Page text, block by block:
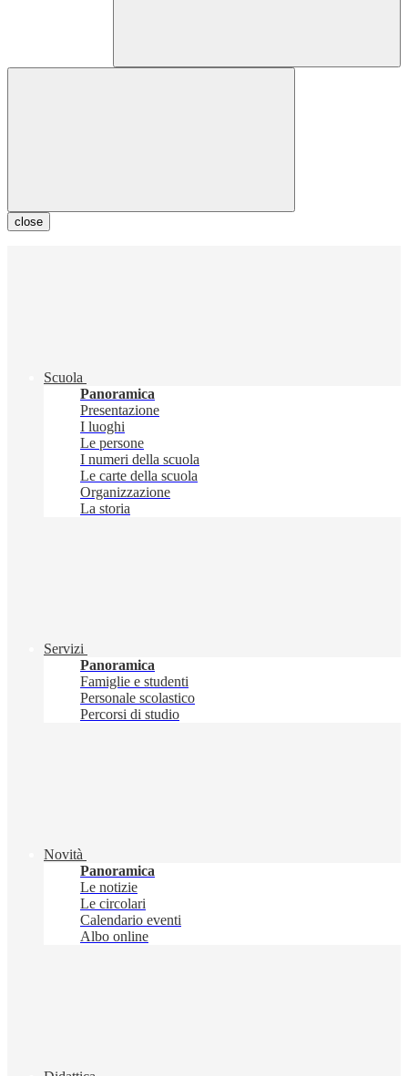
close
Scuola
Panoramica
Presentazione
I luoghi
Le persone
I numeri della scuola
Le carte della scuola
Organizzazione
La storia
Servizi
Panoramica
Famiglie e studenti
Personale scolastico
Percorsi di studio
Novità
Panoramica
Le notizie
Le circolari
Calendario eventi
Albo online